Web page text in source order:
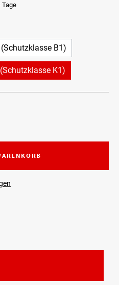
(Schutzklasse B1)
K1)